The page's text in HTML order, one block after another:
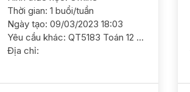
Thời gian: 1 buổi/tuần
Ngày tạo: 09/03/2023 18:03
Yêu cầu khác: QT5183 Toán 12 / HS nam/ HL TBK Cần GS củng cố kiến thức thi tốt nghiệp đạt 8 điểm ĐC Ngã Tư Sở, Thanh Xuân GS nam nữ ok. HS trống chiều thứ 4
Địa chỉ: